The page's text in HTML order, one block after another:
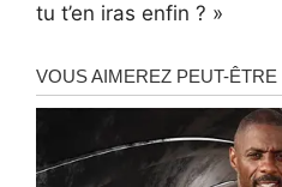
tu t’en iras enfin ? »